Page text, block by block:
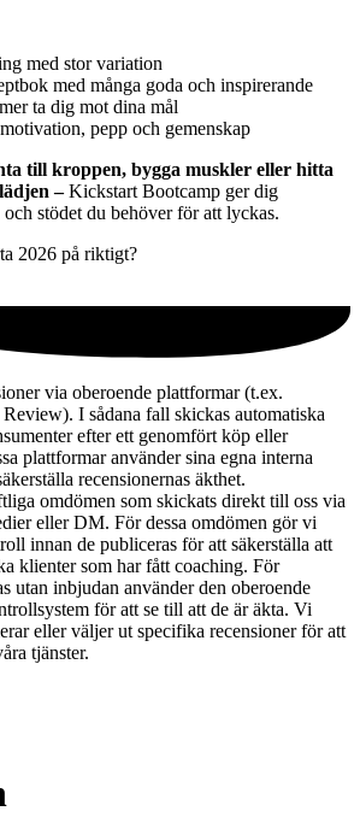
med stor variation
med många goda och inspirerande
ta dig mot dina mål
pepp och gemenskap
till kroppen, bygga muskler eller hitta
–Kickstart Bootcamp ger dig
stödet du behöver för att lyckas.
2026 på riktigt?
via oberoende plattformar (t.ex.
I sådana fall skickas automatiska
efter ett genomfört köp eller
plattformar använder sina egna interna
recensionernas äkthet.
omdömen som skickats direkt till oss via
eller DM. För dessa omdömen gör vi
innan de publiceras för att säkerställa att
klienter som har fått coaching. För
utan inbjudan använder den oberoende
för att se till att de är äkta. Vi
eller väljer ut specifika recensioner för att
tjänster.